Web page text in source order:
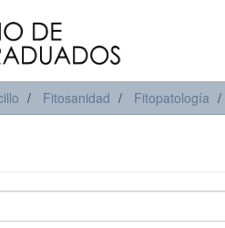
Fitosanidad Fitopatología